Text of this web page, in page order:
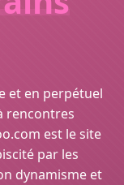
et en perpétuel
rencontres
est le site
par les
dynamisme et